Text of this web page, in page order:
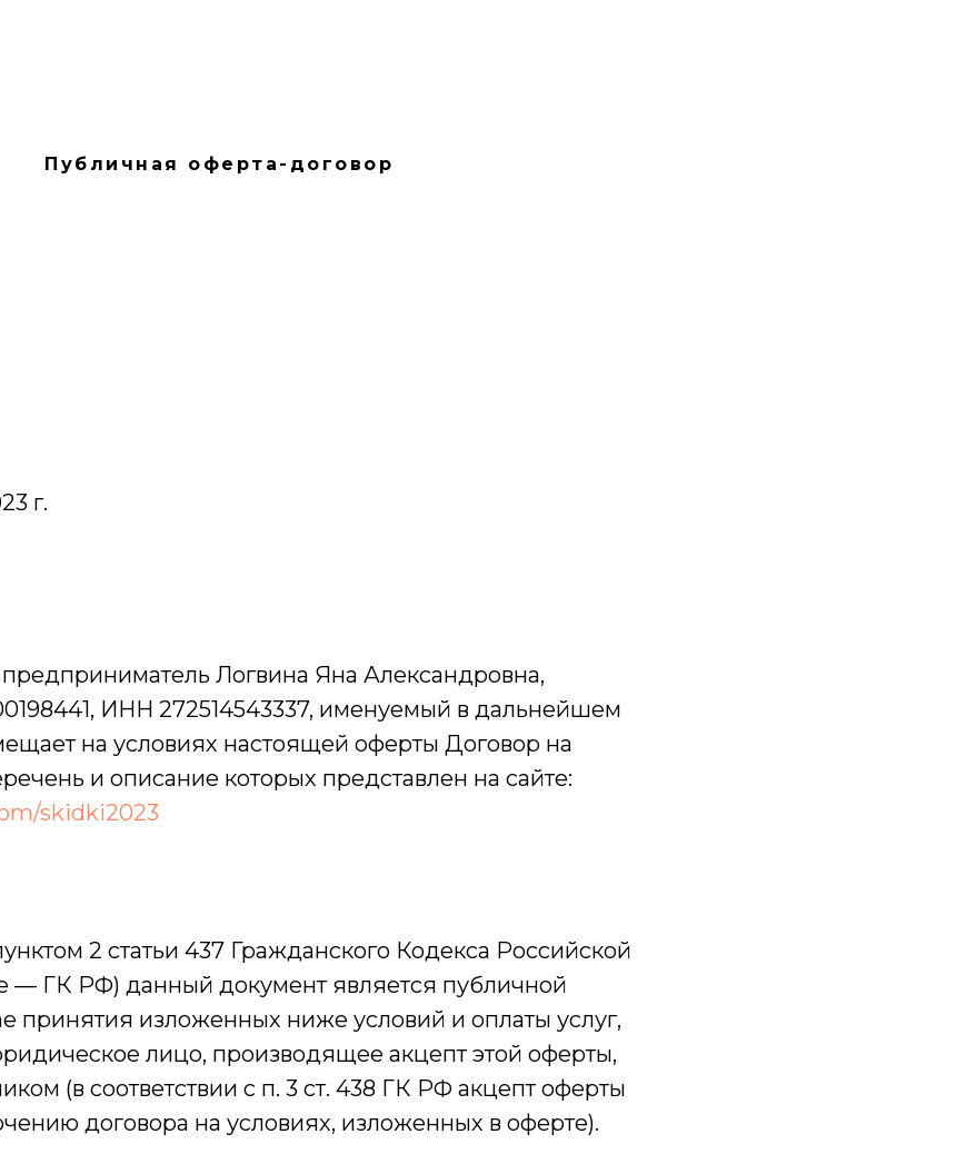
Публичная оферта-договор
г.
Логвина Яна Александровна,
ИНН 272514543337, именуемый в дальнейшем
на условиях настоящей оферты Договор на
и описание которых представлен на сайте:
skidki2023
2 статьи 437 Гражданского Кодекса Российской
— ГК РФ) данный документ является публичной
принятия изложенных ниже условий и оплаты услуг,
лицо, производящее акцепт этой оферты,
(в соответствии с п. 3 ст. 438 ГК РФ акцепт оферты
договора на условиях, изложенных в оферте).